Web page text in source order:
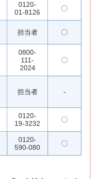
0120-
01-8126
〇
担当者 〇
0800-
111-
2024
〇
担当者 -
0120-
19-3232
〇
0120-
590-080
〇